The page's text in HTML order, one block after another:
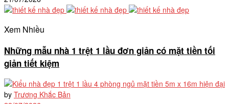
Xem Nhiều
Những mẫu nhà 1 trệt 1 lầu đơn giản có mặt tiền tối
giản tiết kiệm
by Trương Khắc Bản